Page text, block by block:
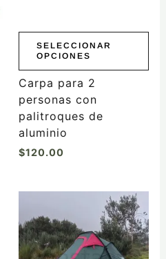
SELECCIONAR
OPCIONES
elegir
la
página
de
producto
Carpa para 2
personas con
palitroques de
aluminio
$120.00